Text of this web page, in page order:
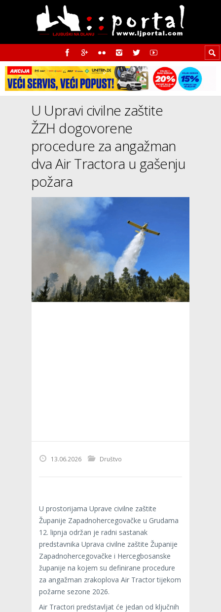
U Upravi civilne zaštite
ŽZH dogovorene
procedure za angažman
dva Air Tractora u gašenju
požara
13.06.2026 Društvo
U prostorijama Uprave civilne zaštite
Županije Zapadnohercegovačke u Grudama
12. lipnja održan je radni sastanak
predstavnika Uprava civilne zaštite Županije
Zapadnohercegovačke i Hercegbosanske
županije na kojem su definirane procedure
za angažman zrakoplova Air Tractor tijekom
požarne sezone 2026.
Air Tractori predstavljat će jedan od ključnih